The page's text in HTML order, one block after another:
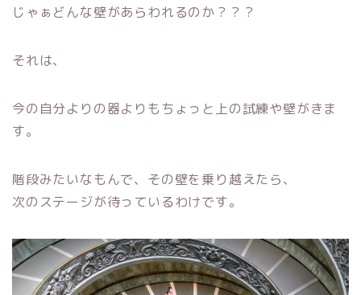
じゃぁどんな壁があらわれるのか？？？
それは、
今の自分よりの器よりもちょっと上の試練や壁がきま
す。
階段みたいなもんで、その壁を乗り越えたら、
次のステージが待っているわけです。